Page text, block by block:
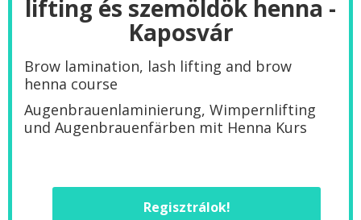
lifting és szemöldök henna -
Kaposvár
Brow lamination, lash lifting and brow
henna course
Augenbrauenlaminierung, Wimpernlifting
und Augenbrauenfärben mit Henna Kurs
Regisztrálok!